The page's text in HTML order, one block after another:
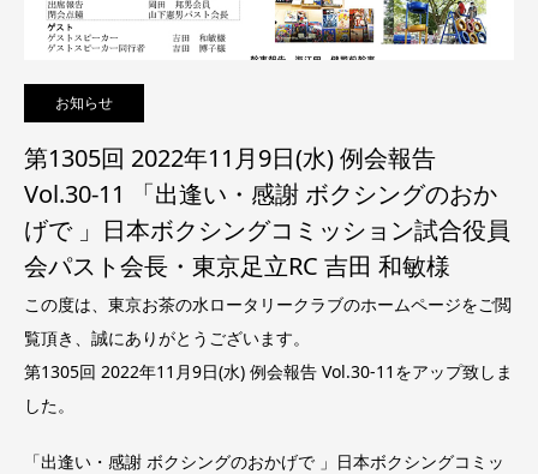
お知らせ
第1305回 2022年11月9日(水) 例会報告
Vol.30-11 「出逢い・感謝 ボクシングのおか
げで 」日本ボクシングコミッション試合役員
会パスト会長・東京足立RC 吉田 和敏様
この度は、東京お茶の水ロータリークラブのホームページをご閲
覧頂き、誠にありがとうございます。
第1305回 2022年11月9日(水) 例会報告 Vol.30-11をアップ致しま
した。
「出逢い・感謝 ボクシングのおかげで 」日本ボクシングコミッ